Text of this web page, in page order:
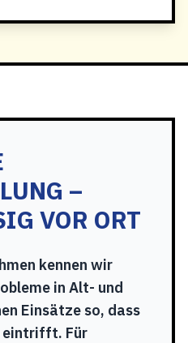
–
VOR ORT
kennen wir
in Alt- und
Einsätze so, dass
eintrifft. Für